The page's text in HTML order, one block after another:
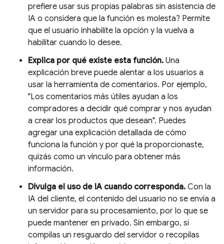
prefiere usar sus propias palabras sin asistencia de
IA o considera que la función es molesta? Permite
que el usuario inhabilite la opción y la vuelva a
habilitar cuando lo desee.
Explica por qué existe esta función. Una
explicación breve puede alentar a los usuarios a
usar la herramienta de comentarios. Por ejemplo,
"Los comentarios más útiles ayudan a los
compradores a decidir qué comprar y nos ayudan
a crear los productos que desean". Puedes
agregar una explicación detallada de cómo
funciona la función y por qué la proporcionaste,
quizás como un vínculo para obtener más
información.
Divulga el uso de IA cuando corresponda. Con la
IA del cliente, el contenido del usuario no se envía a
un servidor para su procesamiento, por lo que se
puede mantener en privado. Sin embargo, si
compilas un resguardo del servidor o recopilas